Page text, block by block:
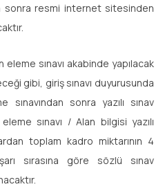
sonra resmi internet sitesinden
eleme sınavı akabinde yapılacak
gibi, giriş sınavı duyurusunda
sonra yazılı sınav
sınavı / Alan bilgisi yazılı
toplam kadro miktarının 4
sırasına göre sözlü sınav